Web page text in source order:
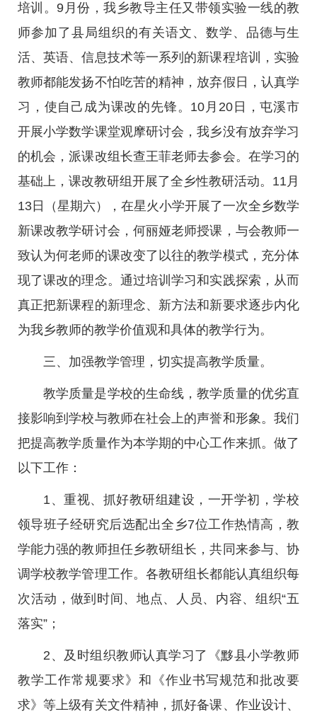
培训。9月份，我乡教导主任又带领实验一线的教
师参加了县局组织的有关语文、数学、品德与生
活、英语、信息技术等一系列的新课程培训，实验
教师都能发扬不怕吃苦的精神，放弃假日，认真学
习，使自己成为课改的先锋。10月20日，屯溪市
开展小学数学课堂观摩研讨会，我乡没有放弃学习
的机会，派课改组长查王菲老师去参会。在学习的
基础上，课改教研组开展了全乡性教研活动。11月
13日（星期六），在星火小学开展了一次全乡数学
新课改教学研讨会，何丽娅老师授课，与会教师一
致认为何老师的课改变了以往的教学模式，充分体
现了课改的理念。通过培训学习和实践探索，从而
真正把新课程的新理念、新方法和新要求逐步内化
为我乡教师的教学价值观和具体的教学行为。
三、加强教学管理，切实提高教学质量。
教学质量是学校的生命线，教学质量的优劣直
接影响到学校与教师在社会上的声誉和形象。我们
把提高教学质量作为本学期的中心工作来抓。做了
以下工作：
1、重视、抓好教研组建设，一开学初，学校
领导班子经研究后选配出全乡7位工作热情高，教
学能力强的教师担任乡教研组长，共同来参与、协
调学校教学管理工作。各教研组长都能认真组织每
次活动，做到时间、地点、人员、内容、组织“五
落实”；
2、及时组织教师认真学习了《黟县小学教师
教学工作常规要求》和《作业书写规范和批改要
求》等上级有关文件精神，抓好备课、作业设计、